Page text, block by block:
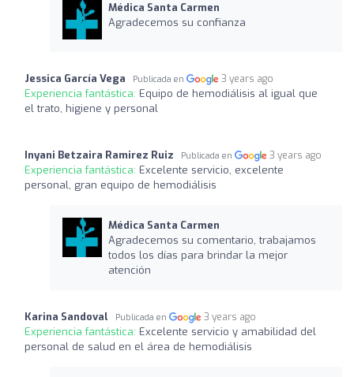
Médica Santa Carmen
Agradecemos su confianza
Jessica García Vega Publicada en 3 years ago
Experiencia fantástica: Equipo de hemodiálisis al igual que
el trato, higiene y personal
Inyani Betzaira Ramirez Ruiz Publicada en 3 years ago
Experiencia fantástica: Excelente servicio, excelente
personal, gran equipo de hemodiálisis
Médica Santa Carmen
Agradecemos su comentario, trabajamos
todos los días para brindar la mejor
atención
Karina Sandoval Publicada en 3 years ago
Experiencia fantástica: Excelente servicio y amabilidad del
personal de salud en el área de hemodiálisis